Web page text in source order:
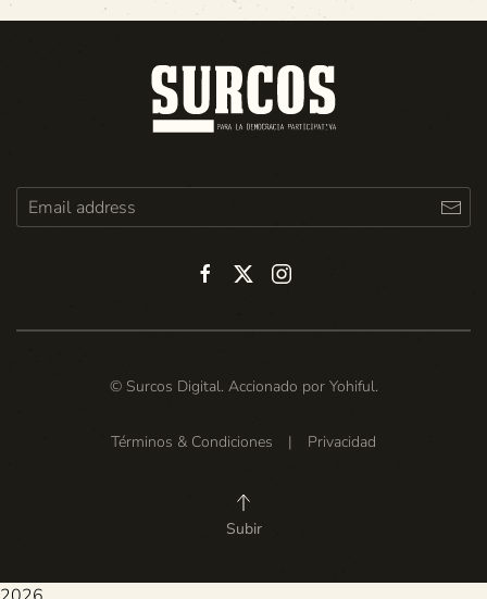
© Surcos Digital. Accionado por Yohiful.
Términos & Condiciones | Privacidad
Subir